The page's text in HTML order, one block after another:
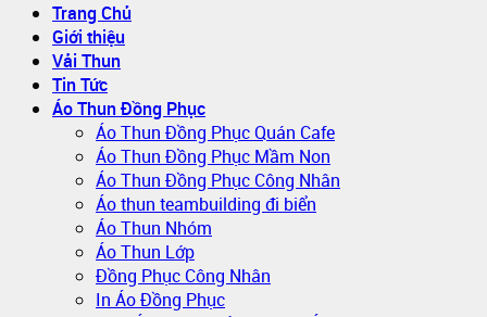
Trang Chủ
Giới thiệu
Vải Thun
Tin Tức
Áo Thun Đồng Phục
Áo Thun Đồng Phục Quán Cafe
Áo Thun Đồng Phục Mầm Non
Áo Thun Đồng Phục Công Nhân
Áo thun teambuilding đi biển
Áo Thun Nhóm
Áo Thun Lớp
Đồng Phục Công Nhân
In Áo Đồng Phục